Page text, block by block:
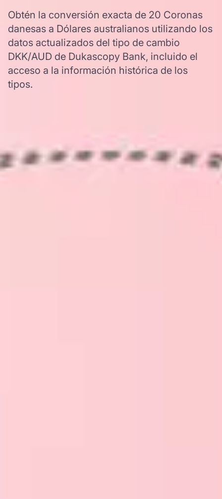
Obtén la conversión exacta de 20 Coronas
danesas a Dólares australianos utilizando los
datos actualizados del tipo de cambio
DKK/AUD de Dukascopy Bank, incluido el
acceso a la información histórica de los
tipos.